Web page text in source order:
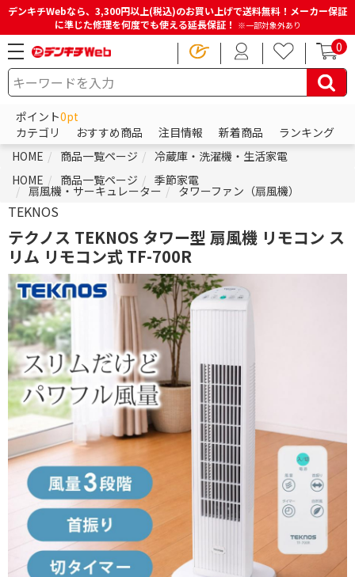
デンキチWebなら、3,300円以上(税込)のお買い上げで送料無料！メーカー保証
に準じた修理を何度でも使える延長保証！ ※一部対象外あり
0
ポイント0pt
カテゴリ
おすすめ商品 注目情報 新着商品
ランキング
HOME
商品一覧ページ
冷蔵庫・洗濯機・生活家電
HOME
商品一覧ページ 季節家電
扇風機・サーキュレーター タワーファン（扇風機）
TEKNOS
テクノス TEKNOS タワー型 扇風機 リモコン ス
リム リモコン式 TF-700R